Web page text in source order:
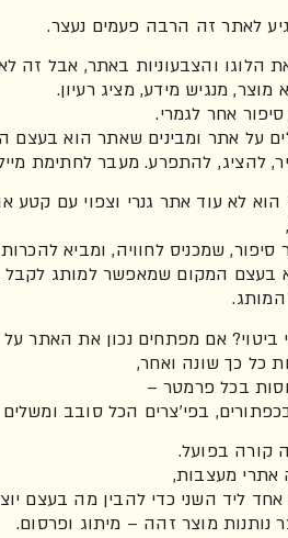
לאתר זה הרבה פעמים נעצר.
הלוגו והצבעוניות באתר, אבל
מנגיש מידע, מציג רעיון.
אחר לגמרי.
על אתר ומבינים שאתר הוא בעצם
להציג, להתפרע. מעבר לחתימת
הוא לא עוד אתר גנרי וצפוי עם קטע
שמכניס לחוויה, ומביא
בעצם המקום שמאפשר למותג לקבל
ביטוי? אם מפתחים נכון את האתר
כל כך שונה ואחר,
בכל פרמטר –
בפי'צרים הכל סובב
קורה בפועל.
אתרי מעצבות,
ליד השני כדי להבין מה בעצם
נותנות מוצר זהה – מיתוג ופרסום.